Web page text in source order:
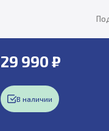
29 990 ₽
В наличии